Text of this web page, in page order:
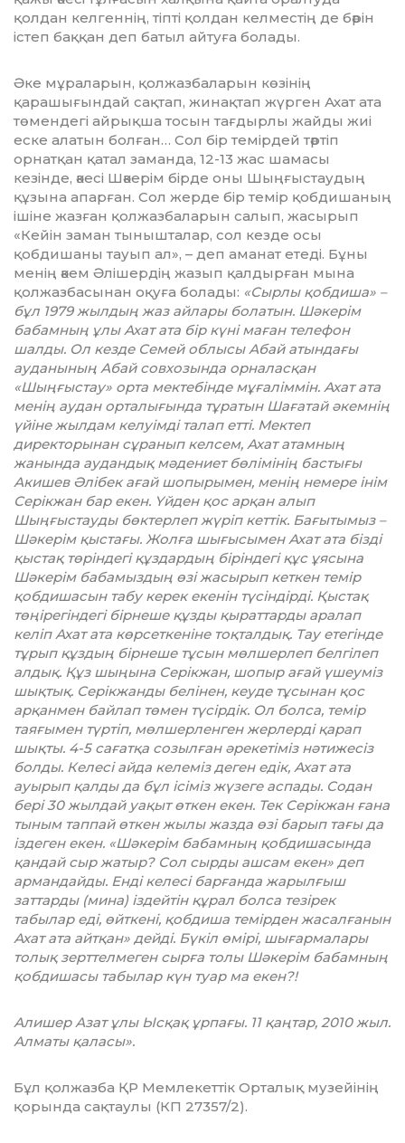
қолдан келгеннің, тіпті қолдан келместің де бәрін
істеп баққан деп батыл айтуға болады.
Әке мұраларын, қолжазбаларын көзінің
қарашығындай сақтап, жинақтап жүрген Ахат ата
төмендегі айрықша тосын тағдырлы жайды жиі
еске алатын болған… Сол бір темірдей тәртіп
орнатқан қатал заманда, 12-13 жас шамасы
кезінде, әкесі Шәкерім бірде оны Шыңғыстаудың
құзына апарған. Сол жерде бір темір қобдишаның
ішіне жазған қолжазбаларын салып, жасырып
«Кейін заман тынышталар, сол кезде осы
қобдишаны тауып ал», – деп аманат етеді. Бұны
менің әкем Әлішердің жазып қалдырған мына
қолжазбасынан оқуға болады: «Сырлы қобдиша» –
бұл 1979 жылдың жаз айлары болатын. Шәкерім
бабамның ұлы Ахат ата бір күні маған телефон
шалды. Ол кезде Семей облысы Абай атындағы
ауданының Абай совхозында орналасқан
«Шыңғыстау» орта мектебінде мұғаліммін. Ахат ата
менің аудан орталығында тұратын Шағатай әкем­нің
үйіне жылдам келуімді талап етті. Мектеп
директоры­нан сұранып келсем, Ахат атамның
жанында аудандық мәдениет бөлімінің бастығы
Акишев Әлібек ағай шопырымен, менің немере інім
Серікжан бар екен. Үйден қос арқан алып
Шыңғыстауды бөктерлеп жүріп кеттік. Бағытымыз –
Шәкерім қыстағы. Жолға шығысымен Ахат ата бізді
қыстақ төріндегі құздардың біріндегі құс ұясына
Шәкерім бабамыздың өзі жасырып кеткен темір
қобди­шасын табу керек екенін түсіндірді. Қыстақ
төңірегіндегі бірнеше құзды қыраттарды аралап
келіп Ахат ата көрсет­кеніне тоқталдық. Тау етегінде
тұрып құздың бір­неше тұсын мөлшерлеп белгілеп
алдық. Құз шыңына Серік­жан, шопыр ағай үшеуміз
шықтық. Серікжанды белінен, кеуде тұсынан қос
арқанмен байлап төмен түсірдік. Ол болса, темір
таяғымен түртіп, мөлшерленген жерлерді қарап
шықты. 4-5 сағатқа созылған әрекетіміз нәтижесіз
болды. Келесі айда келеміз деген едік, Ахат ата
ауырып қалды да бұл ісіміз жүзеге аспады. Содан
бері 30 жылдай уақыт өткен екен. Тек Серікжан ғана
тыным таппай өткен жылы жазда өзі барып тағы да
іздеген екен. «Шәкерім бабамның қобди­шасында
қандай сыр жатыр? Сол сырды ашсам екен» деп
армандайды. Енді келесі барғанда жарылғыш
заттарды (мина) іздейтін құрал болса тезірек
табылар еді, өйткені, қобдиша темірден жасалғанын
Ахат ата айтқан» дейді. Бүкіл өмірі, шығармалары
толық зерттелмеген сырға толы Шә­керім бабамның
қобдишасы табылар күн туар ма екен?!
Алишер Азат ұлы Ысқақ ұрпағы. 11 қаңтар, 2010 жыл.
Алматы қаласы».
Бұл қолжазба ҚР Мемлекеттік Орталық музейінің
қорында сақтаулы (КП 27357/2).